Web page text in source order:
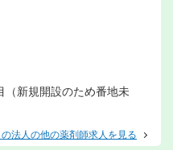
（新規開設のため番地未
の法人の他の薬剤師求人を見る